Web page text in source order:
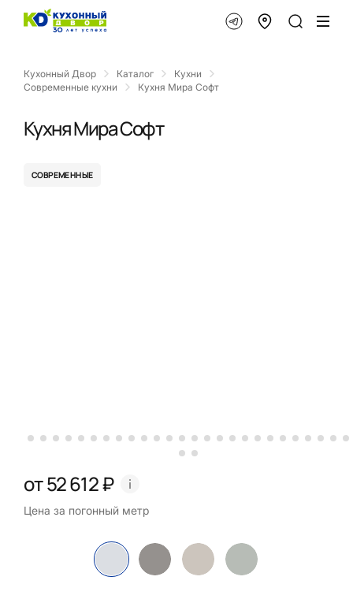
Кухонный Двор Каталог
Кухни
Современные кухни
Кухня Мира Софт
Кухня Мира Софт
СОВРЕМЕННЫЕ
от 52 612 ₽
Цена за погонный метр